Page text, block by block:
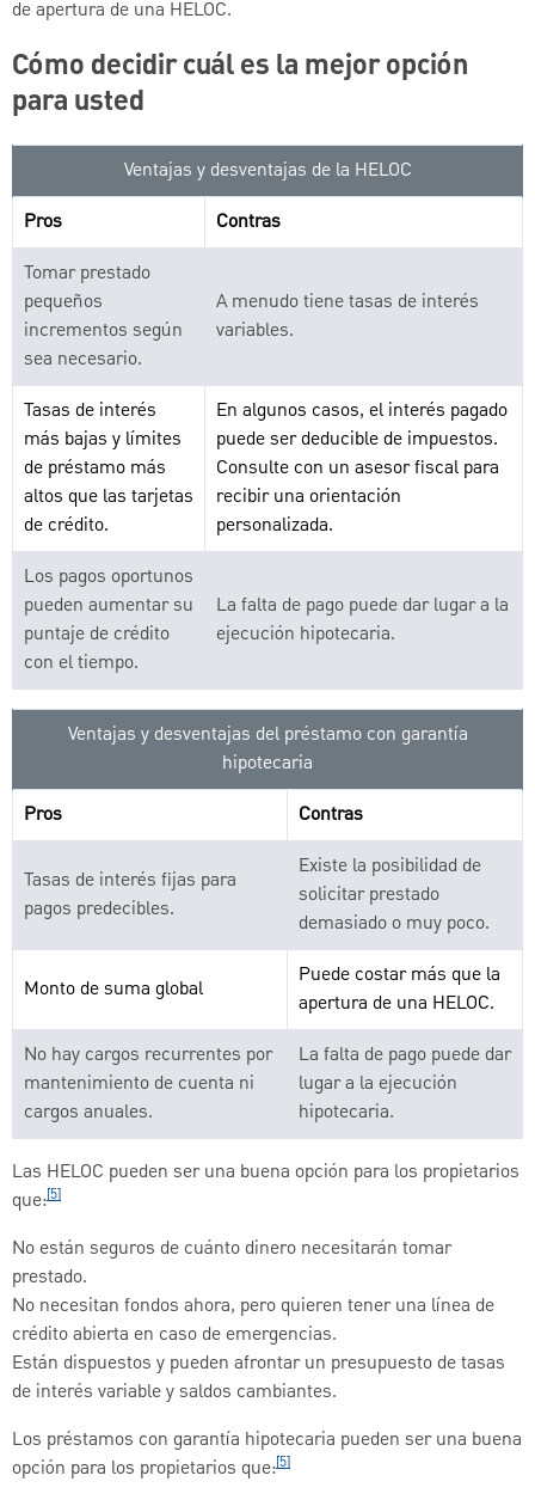
de apertura de una HELOC.
Cómo decidir cuál es la mejor opción
para usted
Ventajas y desventajas de la HELOC
Pros
Contras
Tomar prestado
pequeños
incrementos según
sea necesario.
A menudo tiene tasas de interés
variables.
Tasas de interés
más bajas y límites
de préstamo más
altos que las tarjetas
de crédito.
En algunos casos, el interés pagado
puede ser deducible de impuestos.
Consulte con un asesor fiscal para
recibir una orientación
personalizada.
Los pagos oportunos
pueden aumentar su
puntaje de crédito
con el tiempo.
La falta de pago puede dar lugar a la
ejecución hipotecaria.
Ventajas y desventajas del préstamo con garantía
hipotecaria
Pros
Contras
Tasas de interés fijas para
pagos predecibles.
Existe la posibilidad de
solicitar prestado
demasiado o muy poco.
Monto de suma global
Puede costar más que la
apertura de una HELOC.
No hay cargos recurrentes por
mantenimiento de cuenta ni
cargos anuales.
La falta de pago puede dar
lugar a la ejecución
hipotecaria.
Las HELOC pueden ser una buena opción para los propietarios
que:[5]
No están seguros de cuánto dinero necesitarán tomar
prestado.
No necesitan fondos ahora, pero quieren tener una línea de
crédito abierta en caso de emergencias.
Están dispuestos y pueden afrontar un presupuesto de tasas
de interés variable y saldos cambiantes.
Los préstamos con garantía hipotecaria pueden ser una buena
opción para los propietarios que:[5]